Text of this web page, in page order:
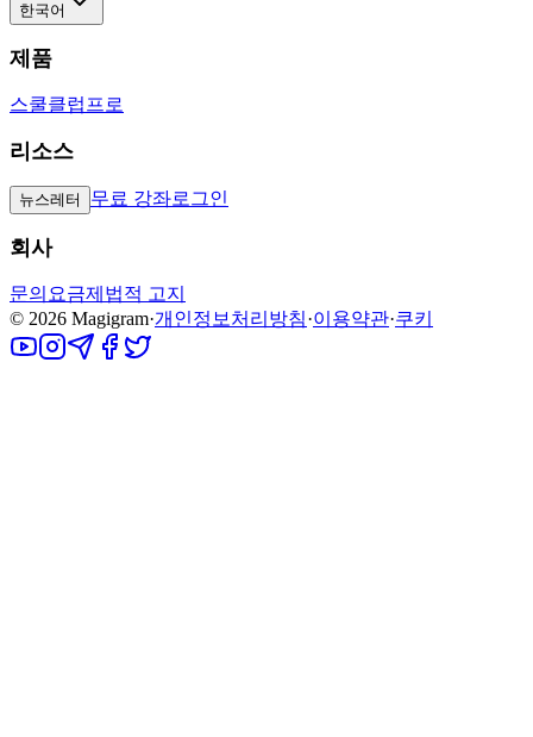
한국어
제품
스쿨클럽 프로
리소스
뉴스레터 무료 강좌로그인
회사
문의 요금제 법적 고지
© 2026 Magigram·개인정보처리방침·이용약관·쿠키